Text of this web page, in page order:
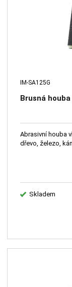
IM-SA125G
Brusná
Abrasivní houba
dřevo, železo,
Skladem